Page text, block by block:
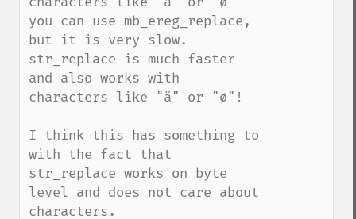
you can use mb_ereg_replace,
but it is very slow.
str_replace is much faster
and also works with
characters like "ä" or "ø"!
I think this has something to
with the fact that
str_replace works on byte
level and does not care about
characters.